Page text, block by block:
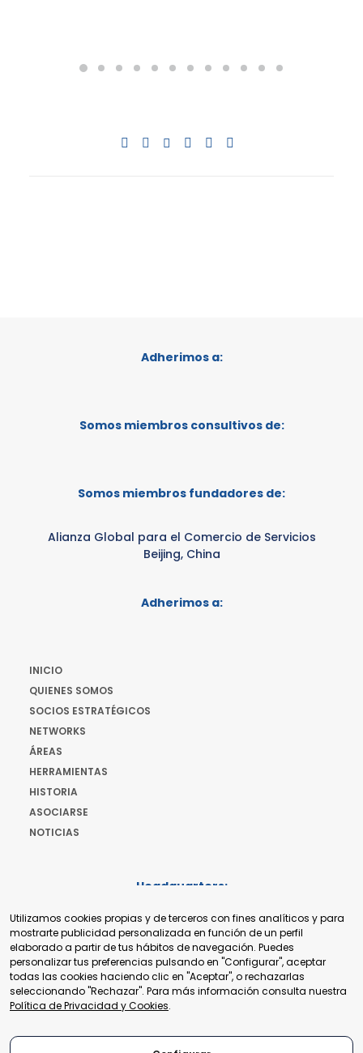
Adherimos a:
Somos miembros consultivos de:
Somos miembros fundadores de:
Alianza Global para el Comercio de Servicios
Beijing, China
Adherimos a:
INICIO
QUIENES SOMOS
SOCIOS ESTRATÉGICOS
NETWORKS
ÁREAS
HERRAMIENTAS
HISTORIA
ASOCIARSE
NOTICIAS
Headquarters:
+41 22 321 93 88
secretariat@tradepoint.org
Secretariado:
Building 16-17, Area 3, Fangxingyuan. Fengtai District 100078
Beijing, P.R. China
+86-010-87153582
Utilizamos cookies propias y de terceros con fines analíticos y para
mostrarte publicidad personalizada en función de un perfil
elaborado a partir de tus hábitos de navegación. Puedes
personalizar tus preferencias pulsando en "Configurar", aceptar
todas las cookies haciendo clic en "Aceptar", o rechazarlas
seleccionando "Rechazar". Para más información consulta nuestra
Política de Privacidad y Cookies.